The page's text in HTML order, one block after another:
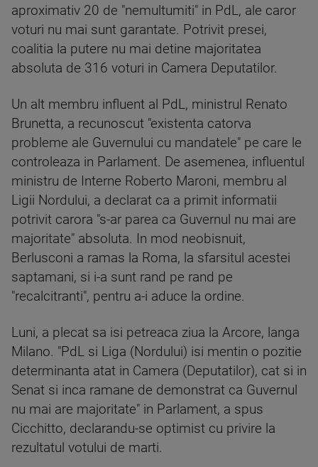
aproximativ 20 de "nemultumiti" in PdL, ale caror
voturi nu mai sunt garantate. Potrivit presei,
coalitia la putere nu mai detine majoritatea
absoluta de 316 voturi in Camera Deputatilor.
Un alt membru influent al PdL, ministrul Renato
Brunetta, a recunoscut "existenta catorva
probleme ale Guvernului cu mandatele" pe care le
controleaza in Parlament. De asemenea, influentul
ministru de Interne Roberto Maroni, membru al
Ligii Nordului, a declarat ca a primit informatii
potrivit carora "s-ar parea ca Guvernul nu mai are
majoritate" absoluta. In mod neobisnuit,
Berlusconi a ramas la Roma, la sfarsitul acestei
saptamani, si i-a sunt rand pe rand pe
"recalcitranti", pentru a-i aduce la ordine.
Luni, a plecat sa isi petreaca ziua la Arcore, langa
Milano. "PdL si Liga (Nordului) isi mentin o pozitie
determinanta atat in Camera (Deputatilor), cat si in
Senat si inca ramane de demonstrat ca Guvernul
nu mai are majoritate" in Parlament, a spus
Cicchitto, declarandu-se optimist cu privire la
rezultatul votului de marti.